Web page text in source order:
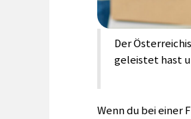
Der
geleistet hast
Wenn du bei einer